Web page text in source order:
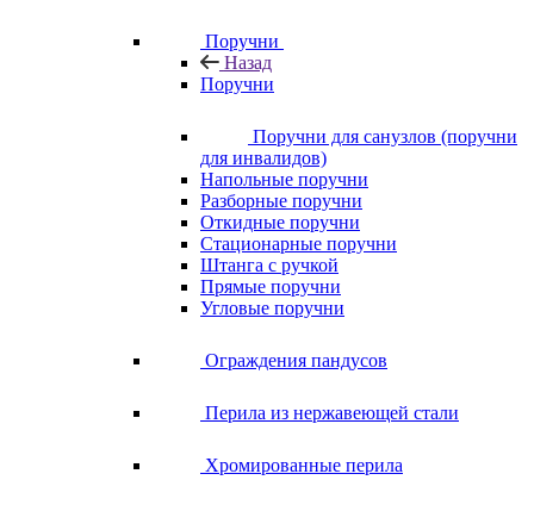
Поручни
Назад
Поручни
Поручни для санузлов (поручни
для инвалидов)
Напольные поручни
Разборные поручни
Откидные поручни
Стационарные поручни
Штанга с ручкой
Прямые поручни
Угловые поручни
Ограждения пандусов
Перила из нержавеющей стали
Хромированные перила